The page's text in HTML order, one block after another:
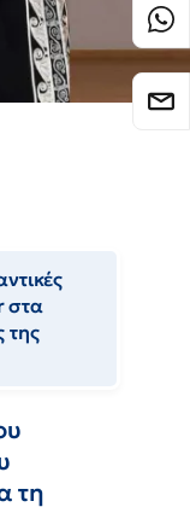
στα
της
τη